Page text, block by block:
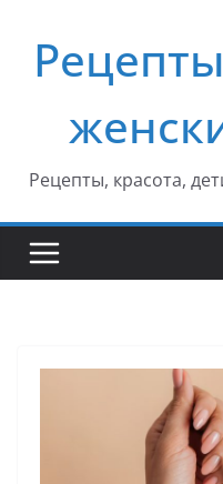
содержимому
Рецепты, красота,